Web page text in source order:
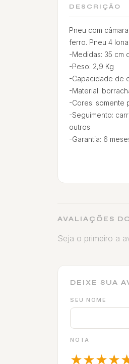
DESCRIÇÃO
Pneu com
ferro. Pneu 4
-Medidas: 35 cm
-Peso: 2,9 Kg
-Capacidade de
-Material:
-Cores: somente
-Seguimento:
outros
-Garantia: 6
AVALIAÇÕES
Seja o primeiro a
DEIXE SUA
SEU NOME
NOTA
★★★★